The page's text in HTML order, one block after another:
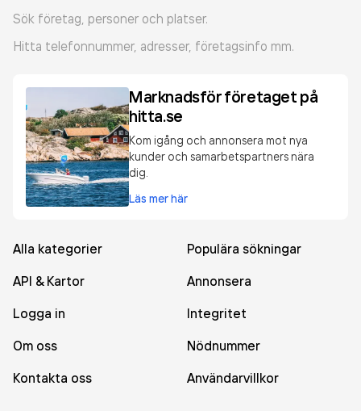
Sök företag, personer och platser.
Hitta telefonnummer, adresser, företagsinfo mm.
Marknadsför företaget på
hitta.se
Kom igång och annonsera mot nya
kunder och samarbetspartners nära
dig.
Läs mer här
Alla kategorier
Populära sökningar
API & Kartor
Annonsera
Logga in
Integritet
Om oss
Nödnummer
Kontakta oss
Användarvillkor